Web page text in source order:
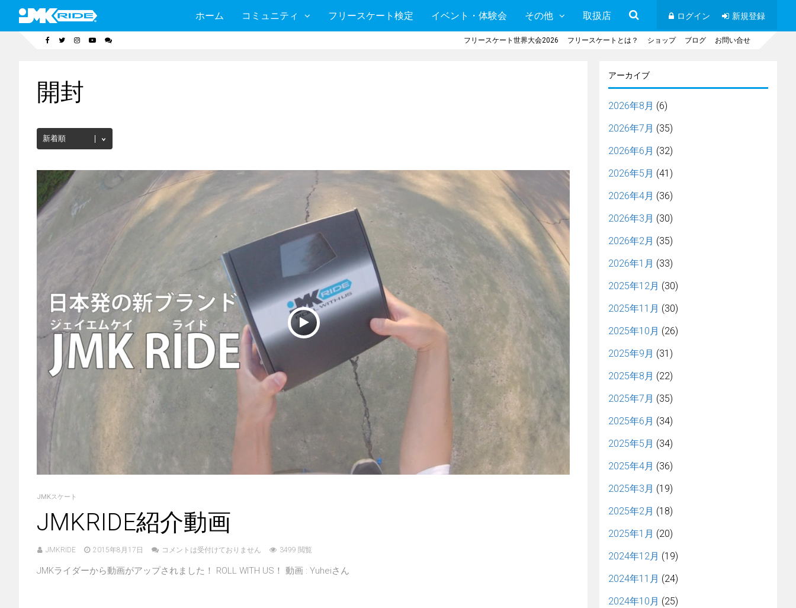
ホーム コミュニティ フリースケート検定 イベント・体験会 その他 取扱店 ログイン 新規登録
フリースケート世界大会2026 フリースケートとは？ ショップ ブログ お問い合せ
開封
JMKスケート
JMKRIDE紹介動画
JMKRIDE 2015年8月17日 コメントは受付けておりません 3499 閲覧
JMKライダーから動画がアップされました！ ROLL WITH US！ 動画 : Yuheiさん
アーカイブ
2026年8月 (6)
2026年7月 (35)
2026年6月 (32)
2026年5月 (41)
2026年4月 (36)
2026年3月 (30)
2026年2月 (35)
2026年1月 (33)
2025年12月 (30)
2025年11月 (30)
2025年10月 (26)
2025年9月 (31)
2025年8月 (22)
2025年7月 (35)
2025年6月 (34)
2025年5月 (34)
2025年4月 (36)
2025年3月 (19)
2025年2月 (18)
2025年1月 (20)
2024年12月 (19)
2024年11月 (24)
2024年10月 (25)